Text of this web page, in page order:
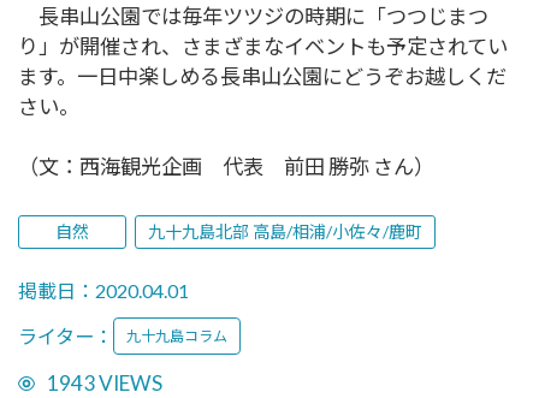
長串山公園では毎年ツツジの時期に「つつじまつ
り」が開催され、さまざまなイベントも予定されてい
ます。一日中楽しめる長串山公園にどうぞお越しくだ
さい。
（文：西海観光企画 代表 前田 勝弥 さん）
自然 九十九島北部 高島/相浦/小佐々/鹿町
掲載日：2020.04.01
ライター：
九十九島コラム
1943 VIEWS